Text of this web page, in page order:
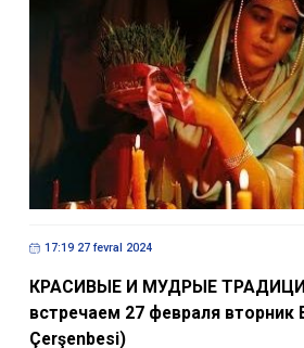
17:19 27 fevral 2024
КРАСИВЫЕ И МУДРЫЕ
встречаем 27 февраля вторник
Çerşenbesi)